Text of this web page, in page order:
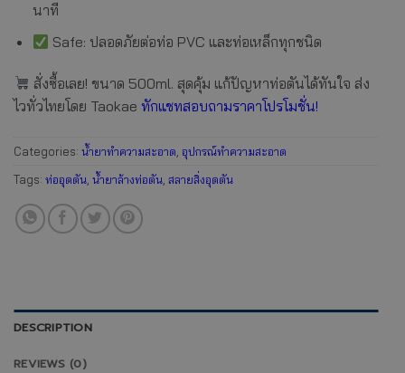
นาที
Safe: ปลอดภัยต่อท่อ PVC และท่อเหล็กทุกชนิด
สั่งซื้อเลย! ขนาด 500ml. สุดคุ้ม แก้ปัญหาท่อตันได้ทันใจ ส่ง
ไวทั่วไทยโดย Taokae ทักแชทสอบถามราคาโปรโมชั่น!
Categories: น้ำยาทำความสะอาด อุปกรณ์ทำความสะอาด
Tags: ท่ออุดตัน น้ำยาล้างท่อตัน สลายสิ่งอุดตัน
DESCRIPTION
REVIEWS (0)